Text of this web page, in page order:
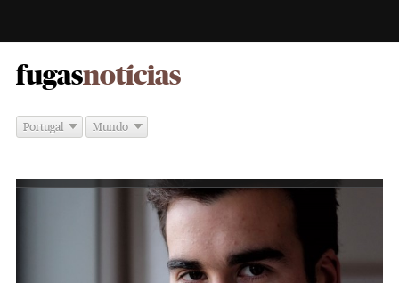
fugas -
notícias
Portugal Mundo